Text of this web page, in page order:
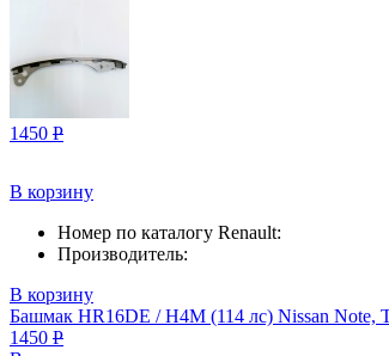
1450 Р
В корзину
Номер по каталогу Renault:
Производитель:
В корзину
Башмак HR16DE / H4M (114 лс) Nissan Note,
1450 Р